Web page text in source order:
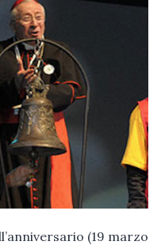
(19 marzo